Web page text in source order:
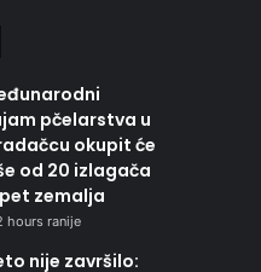
pčelarstva u
okupit će
od 20 izlagača
zemalja
hours ranije
nije završilo: